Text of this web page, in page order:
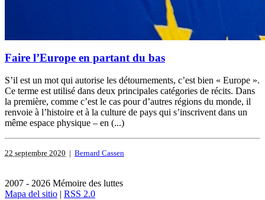
Faire l’Europe en partant du bas
S’il est un mot qui autorise les détournements, c’est bien « Europe ».
Ce terme est utilisé dans deux principales catégories de récits. Dans
la première, comme c’est le cas pour d’autres régions du monde, il
renvoie à l’histoire et à la culture de pays qui s’inscrivent dans un
même espace physique – en (...)
22 septembre 2020 | Bernard Cassen
2007 - 2026 Mémoire des luttes
Mapa del sitio | RSS 2.0